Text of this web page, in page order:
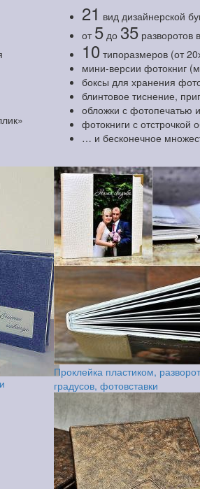
21 вид дизайнерской
от 5 до 35 разворотов
10 типоразмеров (от
мини-версии фотокниг
боксы для хранения
блинтовое тиснение,
обложки с фотопечатью
фотокниги с отстрочкой
… и бесконечное
Проклейка пластиком,
градусов, фотовставки